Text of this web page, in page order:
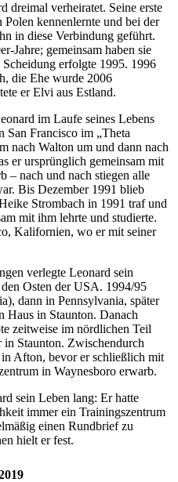
dreimal verheiratet. Seine erste
kennenlernte und bei der
in diese Verbindung geführt.
Jahre; gemeinsam haben sie
erfolgte 1995. 1996
die Ehe wurde 2006
er Elvi aus Estland.
im Laufe seines Lebens
San Francisco im „Theta
nach Walton um und dann nach
er ursprünglich gemeinsam mit
– nach und nach stiegen alle
Bis Dezember 1991 blieb
Strombach in 1991 traf und
mit ihm lehrte und studierte.
Kalifornien, wo er mit seiner
verlegte Leonard sein
Osten der USA. 1994/95
dann in Pennsylvania, später
Haus in Staunton. Danach
zeitweise im nördlichen Teil
in Staunton. Zwischendurch
Afton, bevor er schließlich mit
in Waynesboro erwarb.
sein Leben lang: Er hatte
immer ein Trainingszentrum
einen Rundbrief zu
hielt er fest.